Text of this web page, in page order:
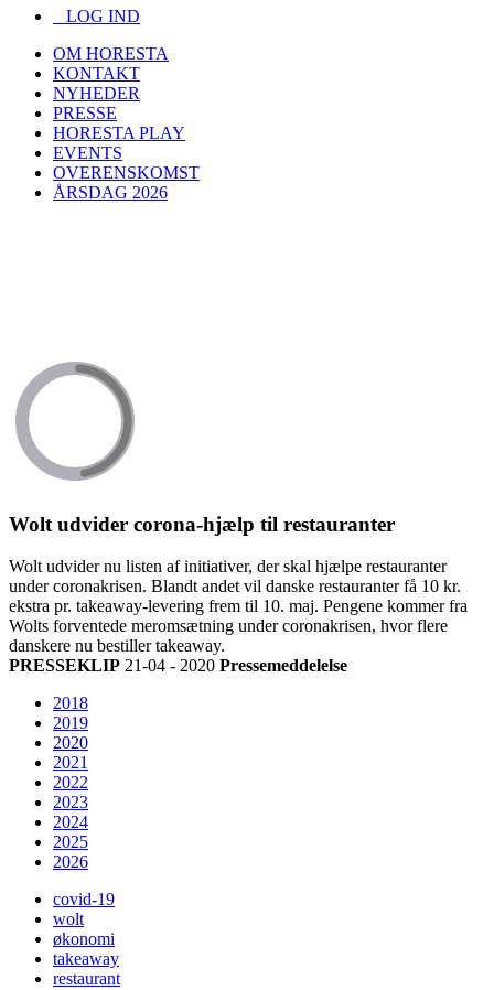
LOG IND
OM HORESTA
KONTAKT
NYHEDER
PRESSE
HORESTA PLAY
EVENTS
OVERENSKOMST
ÅRSDAG 2026
Wolt udvider corona-hjælp til restauranter
Wolt udvider nu listen af initiativer, der skal hjælpe restauranter
under coronakrisen. Blandt andet vil danske restauranter få 10 kr.
ekstra pr. takeaway-levering frem til 10. maj. Pengene kommer fra
Wolts forventede meromsætning under coronakrisen, hvor flere
danskere nu bestiller takeaway.
PRESSEKLIP 21-04 - 2020 Pressemeddelelse
2018
2019
2020
2021
2022
2023
2024
2025
2026
covid-19
wolt
økonomi
takeaway
restaurant